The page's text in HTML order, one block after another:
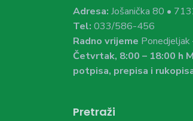
Adresa: Jošanička 80 •
Tel: 033/586-456
Radno vrijeme
Četvrtak, 8:00 – 18:00 h
potpisa, prepisa i
Pretraži